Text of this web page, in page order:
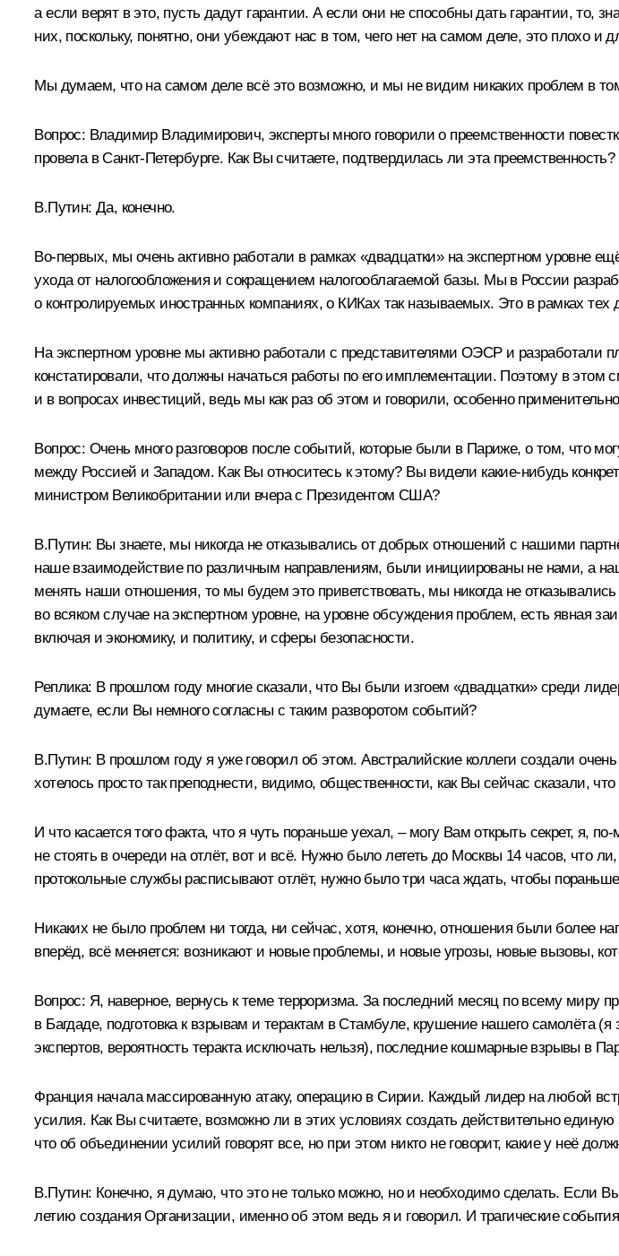
а если верят в это, пусть дадут гарантии. А если они не способны дать гарантии, то,
них, поскольку, понятно, они убеждают нас в том, чего нет на самом деле, это плохо и
Мы думаем, что на самом деле всё это возможно, и мы не видим никаких проблем в
Вопрос: Владимир Владимирович, эксперты много говорили о преемственности
провела в Санкт-Петербурге. Как Вы считаете, подтвердилась ли эта преемственность?
В.Путин: Да, конечно.
Во‑первых, мы очень активно работали в рамках «двадцатки» на экспертном уровне
ухода от налогообложения и сокращением налогооблагаемой базы. Мы в России
о контролируемых иностранных компаниях, о КИКах так называемых. Это в рамках тех
На экспертном уровне мы активно работали с представителями ОЭСР и разработали
констатировали, что должны начаться работы по его имплементации. Поэтому в этом
и в вопросах инвестиций, ведь мы как раз об этом и говорили, особенно
Вопрос: Очень много разговоров после событий, которые были в Париже, о том, что
между Россией и Западом. Как Вы относитесь к этому? Вы видели какие‑нибудь
министром Великобритании или вчера с Президентом США?
В.Путин: Вы знаете, мы никогда не отказывались от добрых отношений с нашими
наше взаимодействие по различным направлениям, были инициированы не нами, а
менять наши отношения, то мы будем это приветствовать, мы никогда не
во всяком случае на экспертном уровне, на уровне обсуждения проблем, есть явная
включая и экономику, и политику, и сферы безопасности.
Реплика: В прошлом году многие сказали, что Вы были изгоем «двадцатки» среди
думаете, если Вы немного согласны с таким разворотом событий?
В.Путин: В прошлом году я уже говорил об этом. Австралийские коллеги создали
хотелось просто так преподнести, видимо, общественности, как Вы сейчас сказали,
И что касается того факта, что я чуть пораньше уехал, – могу Вам открыть секрет, я,
не стоять в очереди на отлёт, вот и всё. Нужно было лететь до Москвы 14 часов, что
протокольные службы расписывают отлёт, нужно было три часа ждать, чтобы
Никаких не было проблем ни тогда, ни сейчас, хотя, конечно, отношения были более
вперёд, всё меняется: возникают и новые проблемы, и новые угрозы, новые вызовы,
Вопрос: Я, наверное, вернусь к теме терроризма. За последний месяц по всему миру
в Багдаде, подготовка к взрывам и терактам в Стамбуле, крушение нашего самолёта
экспертов, вероятность теракта исключать нельзя), последние кошмарные взрывы в
Франция начала массированную атаку, операцию в Сирии. Каждый лидер на любой
усилия. Как Вы считаете, возможно ли в этих условиях создать действительно
что об объединении усилий говорят все, но при этом никто не говорит, какие у неё
В.Путин: Конечно, я думаю, что это не только можно, но и необходимо сделать.
летию создания Организации, именно об этом ведь я и говорил. И трагические